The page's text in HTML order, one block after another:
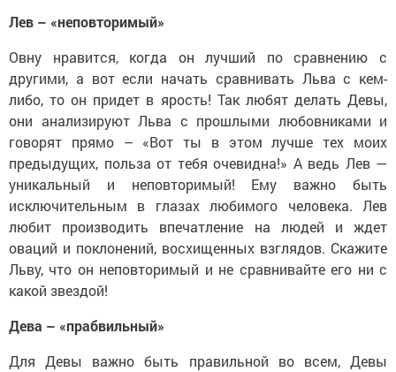
Лев – «неповторимый»
Овну нравится, когда он лучший по сравнению с
другими, а вот если начать сравнивать Льва с кем-
либо, то он придет в ярость! Так любят делать Девы,
они анализируют Льва с прошлыми любовниками и
говорят прямо – «Вот ты в этом лучше тех моих
предыдущих, польза от тебя очевидна!» А ведь Лев —
уникальный и неповторимый! Ему важно быть
исключительным в глазах любимого человека. Лев
любит производить впечатление на людей и ждет
оваций и поклонений, восхищенных взглядов. Скажите
Льву, что он неповторимый и не сравнивайте его ни с
какой звездой!
Дева – «прабвильный»
Для Девы важно быть правильной во всем, Девы